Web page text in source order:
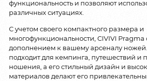
функциональность и позволяют
различных ситуациях.
С учетом своего компактного размера и
многофункциональности, CIVIVI Pragma
дополнением к вашему арсеналу
подходит для кемпинга, путешествий и
ношения, а его стильный дизайн и
материалов делают его